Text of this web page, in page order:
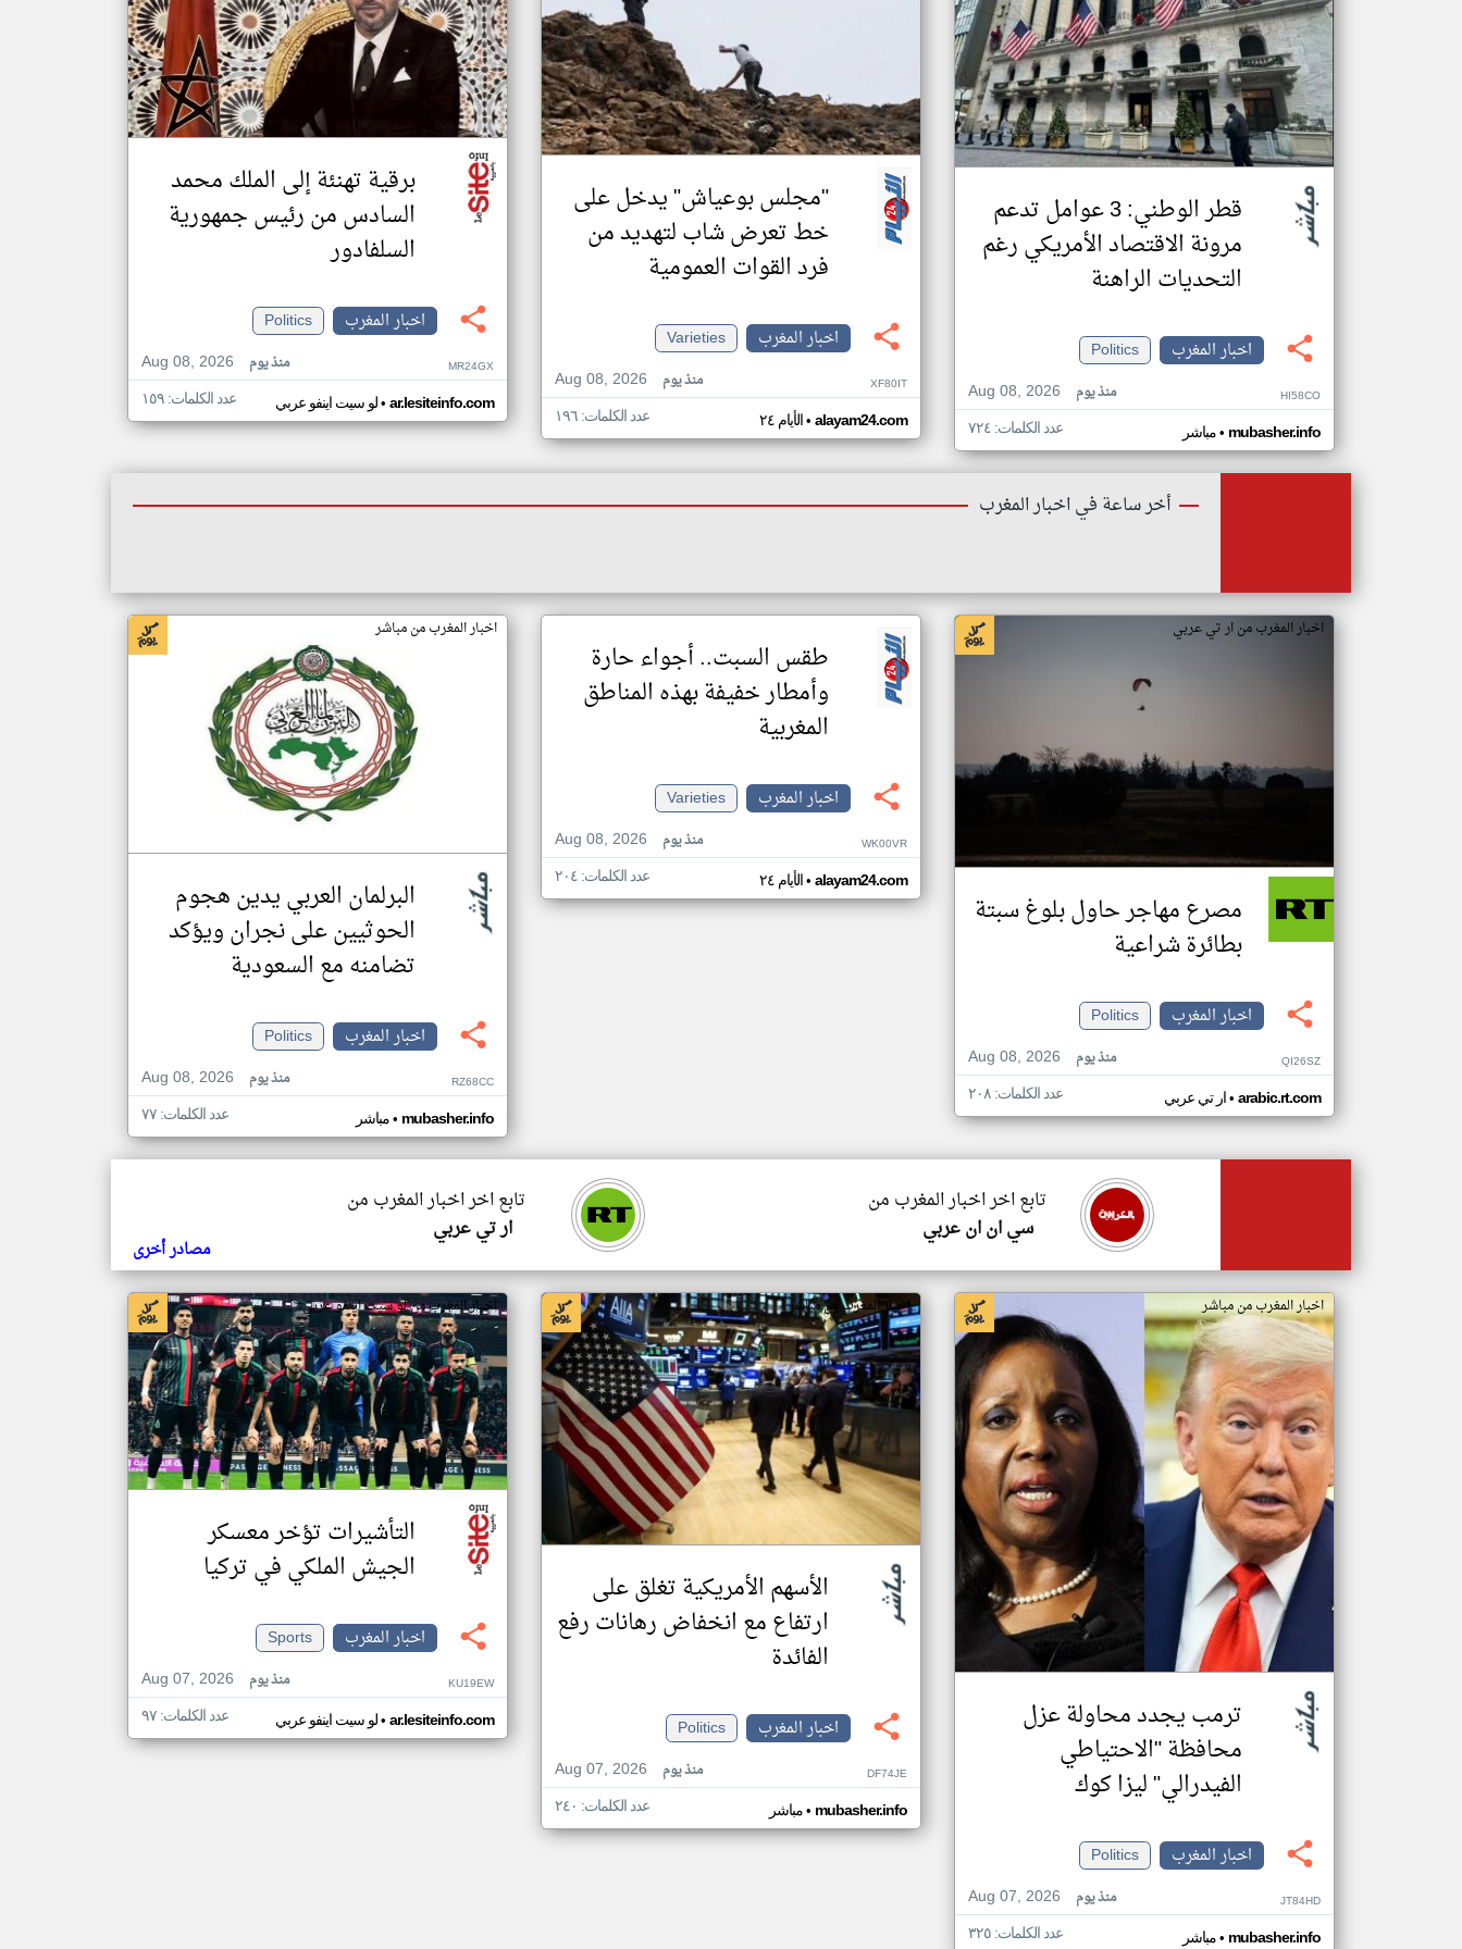
قطر الوطني: 3 عوامل تدعم
مرونة الاقتصاد الأمريكي رغم
التحديات الراهنة
اخبار المغرب
Politics
Aug 08, 2026
منذ يوم HI58CO
مباشر• mubasher.info عدد الكلمات: ٧٢٤
"مجلس بوعياش" يدخل على
خط تعرض شاب لتهديد من
فرد القوات العمومية
اخبار المغرب
Varieties
Aug 08, 2026
منذ يوم XF80IT
الأيام ٢٤• alayam24.com عدد الكلمات: ١٩٦
برقية تهنئة إلى الملك محمد
السادس من رئيس جمهورية
السلفادور
اخبار المغرب
Politics
Aug 08, 2026
منذ يوم MR24GX
لو سيت اينفو عربي• ar.lesiteinfo.com عدد الكلمات: ١٥٩
أخر ساعة في اخبار المغرب
اخبار المغرب من ار تي عربي
مصرع مهاجر حاول بلوغ سبتة
بطائرة شراعية
اخبار المغرب
Politics
Aug 08, 2026
منذ يوم QI26SZ
ار تي عربي• arabic.rt.com عدد الكلمات: ٢٠٨
طقس السبت.. أجواء حارة
وأمطار خفيفة بهذه المناطق
المغربية
اخبار المغرب
Varieties
Aug 08, 2026
منذ يوم WK00VR
الأيام ٢٤• alayam24.com عدد الكلمات: ٢٠٤
اخبار المغرب من مباشر
البرلمان العربي يدين هجوم
الحوثيين على نجران ويؤكد
تضامنه مع السعودية
اخبار المغرب
Politics
Aug 08, 2026
منذ يوم RZ68CC
مباشر• mubasher.info عدد الكلمات: ٧٧
تابع اخر اخبار المغرب من
ار تي عربي
تابع اخر اخبار المغرب من
سي ان ان عربي
مصادر أخرى
اخبار المغرب من مباشر
ترمب يجدد محاولة عزل
محافظة "الاحتياطي
الفيدرالي" ليزا كوك
اخبار المغرب
Politics
Aug 07, 2026
منذ يوم JT84HD
مباشر• mubasher.info عدد الكلمات: ٣٢٥
اخبار المغرب من مباشر
الأسهم الأمريكية تغلق على
ارتفاع مع انخفاض رهانات رفع
الفائدة
اخبار المغرب
Politics
Aug 07, 2026
منذ يوم DF74JE
مباشر• mubasher.info عدد الكلمات: ٢٤٠
اخبار المغرب من لو سيت اينفو عربي
التأشيرات تؤخر معسكر
الجيش الملكي في تركيا
اخبار المغرب
Sports
Aug 07, 2026
منذ يوم KU19EW
لو سيت اينفو عربي• ar.lesiteinfo.com عدد الكلمات: ٩٧